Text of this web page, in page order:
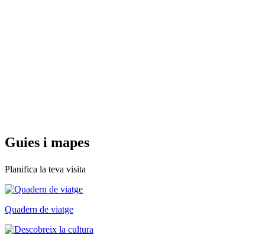
Guies i mapes
Planifica la teva visita
Quadern de viatge